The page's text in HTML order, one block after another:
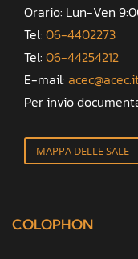
Orario: Lun-Ven
Tel: 06-4402273
Tel: 06-44254212
E-mail:
Per invio
MAPPA DELLE SALE
COLOPHON